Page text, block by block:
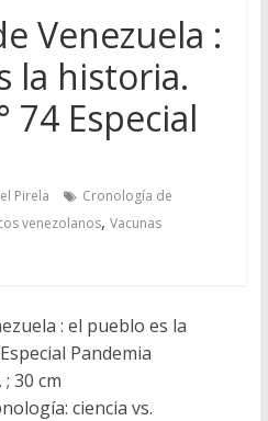
Venezuela :
la historia.
74 Especial
Pirela
Cronología de
venezolanos, Vacunas
: el pueblo es la
Pandemia
; 30 cm
ciencia vs.